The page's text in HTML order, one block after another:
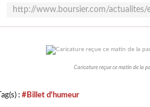
Caricature reçue ce matin de la
Tag(s) : #Billet d'humeur